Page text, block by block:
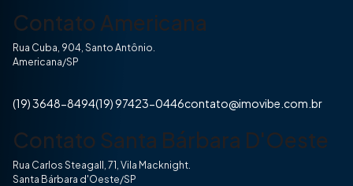
Contato Americana
Rua Cuba, 904, Santo Antônio.
Americana/SP
(19) 3648-8494(19) 97423-0446contato@imovibe.com.br
Contato Santa Bárbara D'Oeste
Rua Carlos Steagall, 71, Vila Macknight.
Santa Bárbara d'Oeste/SP